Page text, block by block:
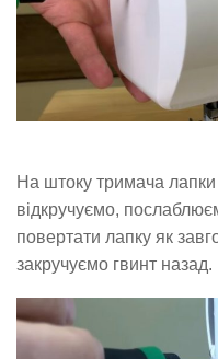
На штоку тримача
відкручуємо,
повертати лапку як
закручуємо гвинт назад.